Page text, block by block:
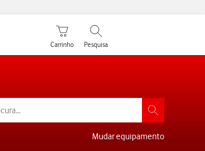
Carrinho de compras
Carrinho Pesquisa
Mudar equipamento